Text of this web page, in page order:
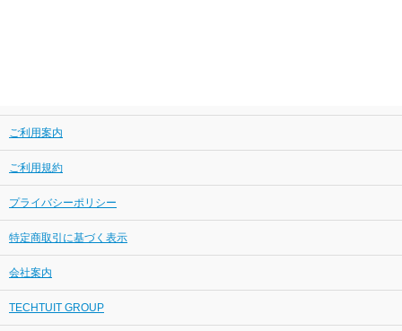
ご利用案内
ご利用規約
プライバシーポリシー
特定商取引に基づく表示
会社案内
TECHTUIT GROUP